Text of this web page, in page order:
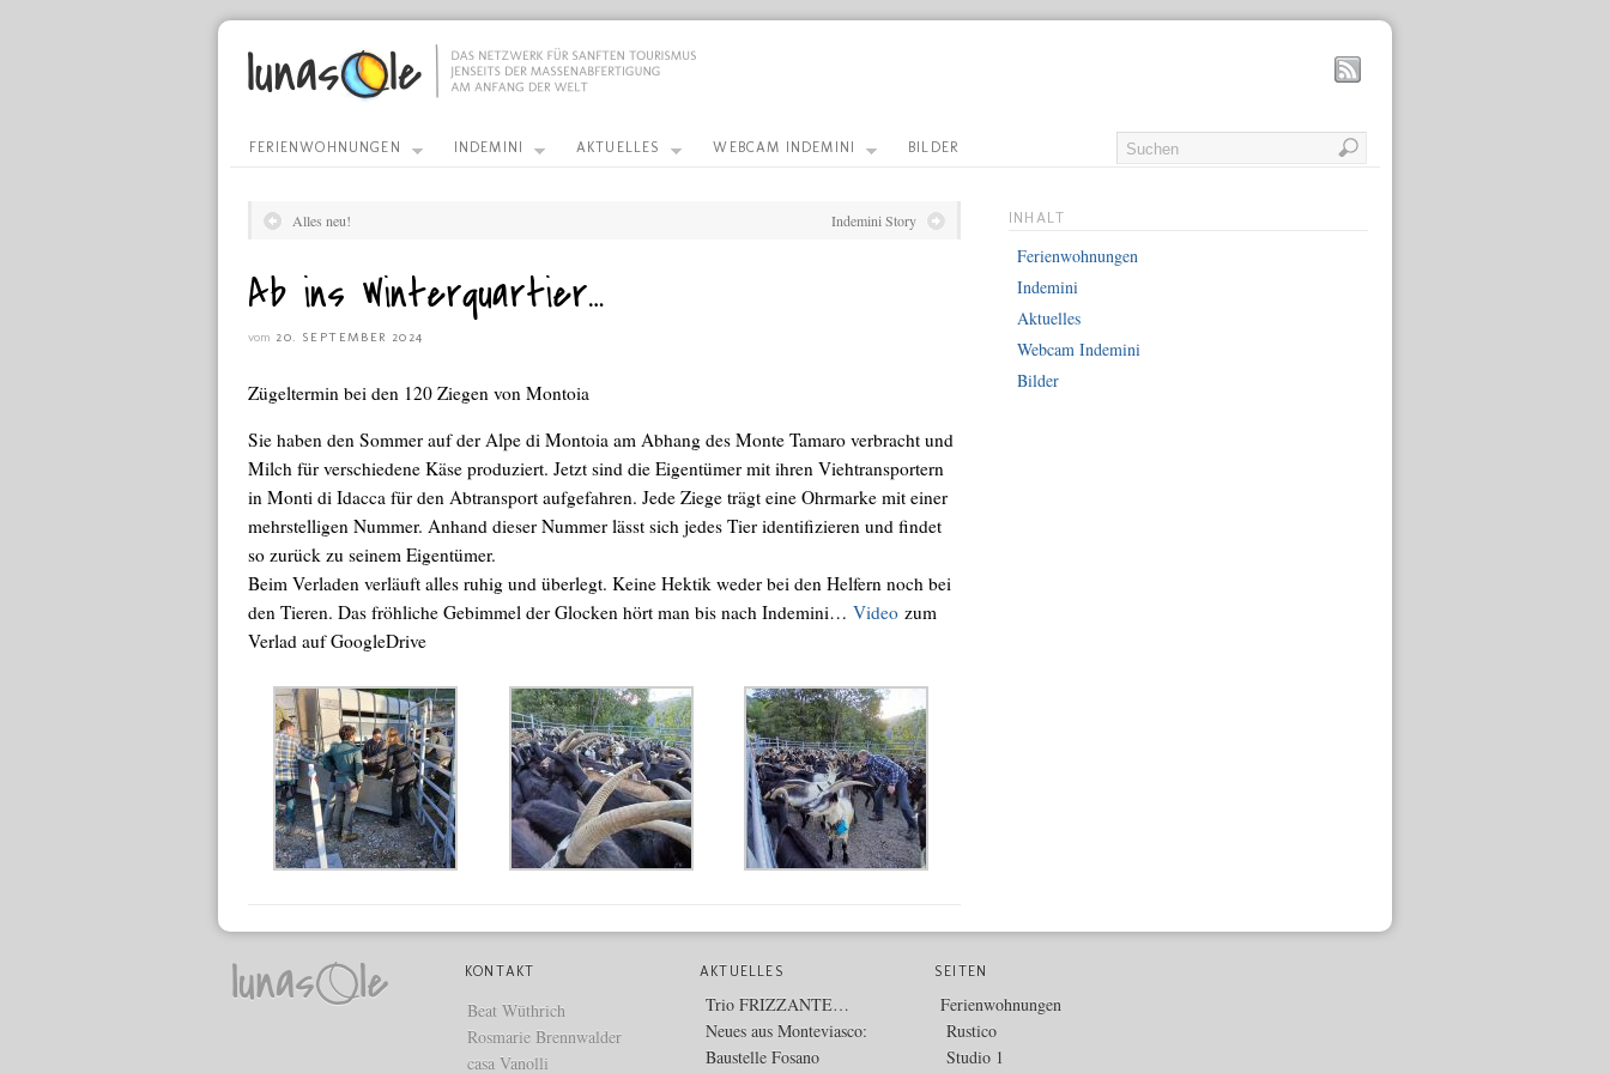
FERIENWOHNUNGEN INDEMINI AKTUELLES WEBCAM INDEMINI BILDER
Alles neu! Indemini Story
Ab ins Winterquartier…
vom 20. SEPTEMBER 2024
Zügeltermin bei den 120 Ziegen von Montoia
Sie haben den Sommer auf der Alpe di Montoia am Abhang des Monte Tamaro verbracht und
Milch für verschiedene Käse produziert. Jetzt sind die Eigentümer mit ihren Viehtransportern
in Monti di Idacca für den Abtransport aufgefahren. Jede Ziege trägt eine Ohrmarke mit einer
mehrstelligen Nummer. Anhand dieser Nummer lässt sich jedes Tier identifizieren und findet
so zurück zu seinem Eigentümer.
Beim Verladen verläuft alles ruhig und überlegt. Keine Hektik weder bei den Helfern noch bei
den Tieren. Das fröhliche Gebimmel der Glocken hört man bis nach Indemini… Video zum
Verlad auf GoogleDrive
INHALT
Ferienwohnungen
Indemini
Aktuelles
Webcam Indemini
Bilder
KONTAKT
Beat Wüthrich
Rosmarie Brennwalder
casa Vanolli
AKTUELLES
Trio FRIZZANTE…
Neues aus Monteviasco:
Baustelle Fosano
SEITEN
Ferienwohnungen
Rustico
Studio 1